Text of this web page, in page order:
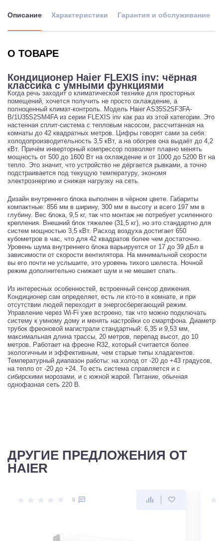
Описание Характеристики Гарантия и обслуживание
О ТОВАРЕ
Кондиционер Haier FLEXIS inv: чёрная
классика с умными функциями
Когда речь заходит о климатической технике для просторных
помещений, хочется получить не просто охлаждение, а
полноценный климат-контроль. Модель Haier AS35S2SF3FA-
B/1U35S2SM4FA из серии FLEXIS inv как раз из этой категории. Это
настенная сплит-система с тепловым насосом, рассчитанная на
комнаты до 42 квадратных метров. Цифры говорят сами за себя:
холодопроизводительность 3,5 кВт, а на обогрев она выдаёт до 4,2
кВт. Причём инверторный компрессор позволяет плавно менять
мощность от 500 до 1600 Вт на охлаждение и от 1000 до 5200 Вт на
тепло. Это значит, что устройство не дёргается рывками, а точно
подстраивается под текущую температуру, экономя
электроэнергию и снижая нагрузку на сеть.
Дизайн внутреннего блока выполнен в чёрном цвете. Габариты
компактные: 856 мм в ширину, 300 мм в высоту и всего 197 мм в
глубину. Вес блока, 9,5 кг, так что монтаж не потребует усиленного
крепления. Внешний блок тяжелее (31,5 кг), но это стандартно для
систем мощностью 3,5 кВт. Расход воздуха достигает 650
кубометров в час, что для 42 квадратов более чем достаточно.
Уровень шума внутреннего блока варьируется от 17 до 39 дБл в
зависимости от скорости вентилятора. На минимальной скорости
вы его почти не услышите, это уровень тихого шелеста. Ночной
режим дополнительно снижает шум и не мешает спать.
Из интересных особенностей, встроенный сенсор движения.
Кондиционер сам определяет, есть ли кто-то в комнате, и при
отсутствии людей переходит в энергосберегающий режим.
Управление через Wi-Fi уже встроено, так что можно подключать
систему к умному дому и менять настройки со смартфона. Диаметр
трубок фреоновой магистрали стандартный: 6,35 и 9,53 мм,
максимальная длина трассы, 20 метров, перепад высот, до 10
метров. Работает на фреоне R32, который считается более
экологичным и эффективным, чем старые типы хладагентов.
Температурный диапазон работы: на холод от -20 до +43 градусов,
на тепло от -20 до +24. То есть система справляется и с
сибирскими морозами, и с южной жарой. Питание, обычная
однофазная сеть 220 В.
ДРУГИЕ ПРЕДЛОЖЕНИЯ ОТ
HAIER
0